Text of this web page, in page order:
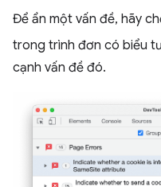
Để ẩn một vấn đề, hãy
trong trình đơn có biểu
cạnh vấn đề đó.